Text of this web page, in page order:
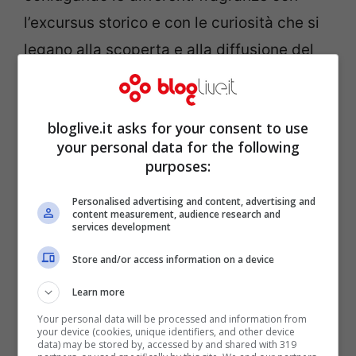
l’excursus storico e con le curiosità che si
legano alla scoperta e alla diffusione del
prodotto, alla produzione e alla tostatura.
Sarà possibile visionare anche
bloglive.it asks for your consent to use
your personal data for the following
purposes:
Personalised advertising and content, advertising and
content measurement, audience research and
services development
Store and/or access information on a device
Learn more
Your personal data will be processed and information from
your device (cookies, unique identifiers, and other device
data) may be stored by, accessed by and shared with 319